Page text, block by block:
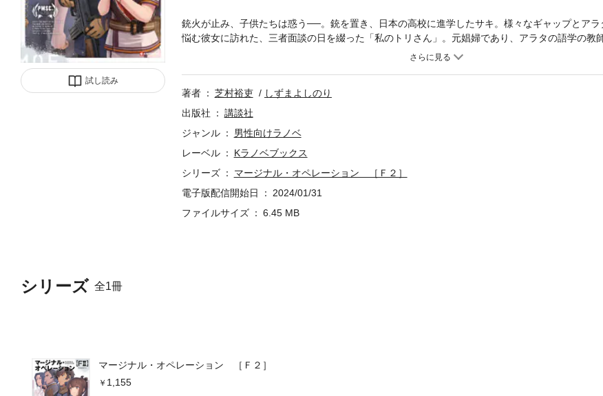
試し読み
シリーズ 全1冊
マージナル・オペレーション ［Ｆ２］
1,155
銃火が止み、子供たちは惑う──。銃を置き、日本の高校に進学したサキ。様々なギャップとアラ
悩む彼女に訪れた、三者面談の日を綴った「私のトリさん」。元娼婦であり、アラタの語学の教
しい立場でアラタに接するホリー。そんな彼女は、アラタの心を縛ることができるのか？ 知ら
で行われたアナログゲーム「マージナル・オペレーション［R］」とつながる、もう一つの日本篇
踪」。全てが本篇以降の時間軸に位置する、書き下ろし4篇を収録。短編集第2弾、シリーズ開始
著者 芝村裕吏
しずまよしのり
出版社
講談社
ジャンル
男性向けラノベ
レーベル
Kラノベブックス
シリーズ
マージナル・オペレーション ［Ｆ２］
電子版配信開始日
2024/01/31
ファイルサイズ
6.45 MB